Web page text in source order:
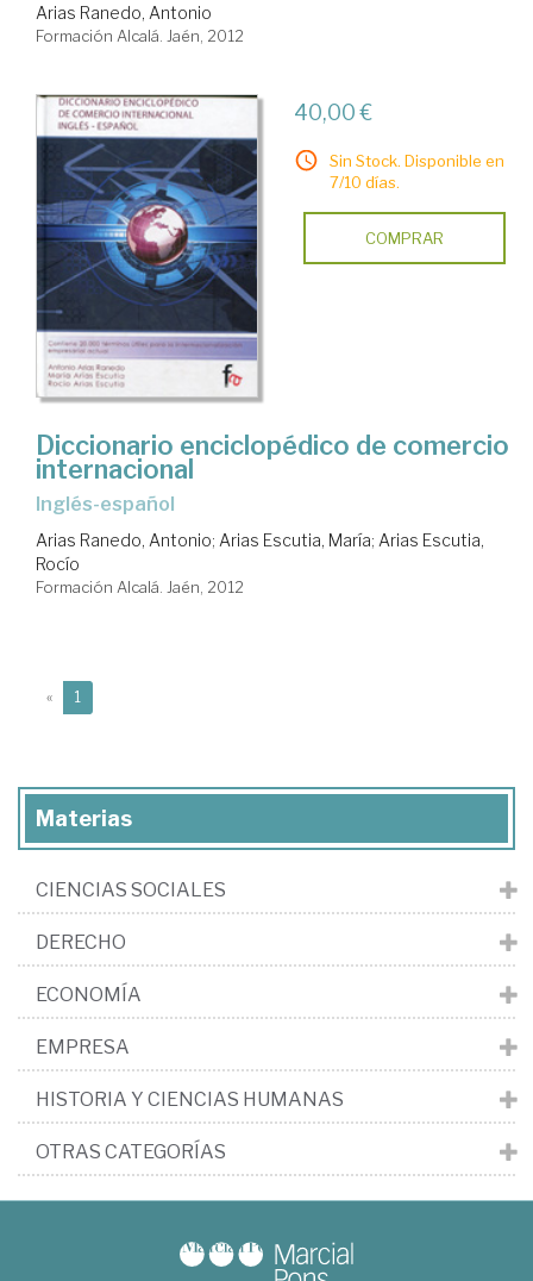
Arias Ranedo, Antonio
Formación Alcalá. Jaén, 2012
40,00 €
Sin Stock. Disponible en
7/10 días.
COMPRAR
Diccionario enciclopédico de comercio
internacional
inglés-español
Arias Ranedo, Antonio; Arias Escutia, María; Arias Escutia,
Rocío
Formación Alcalá. Jaén, 2012
« 1
Materias
CIENCIAS SOCIALES
DERECHO
ECONOMÍA
EMPRESA
HISTORIA Y CIENCIAS HUMANAS
OTRAS CATEGORÍAS